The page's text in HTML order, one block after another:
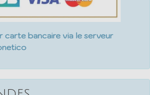
carte bancaire via le serveur